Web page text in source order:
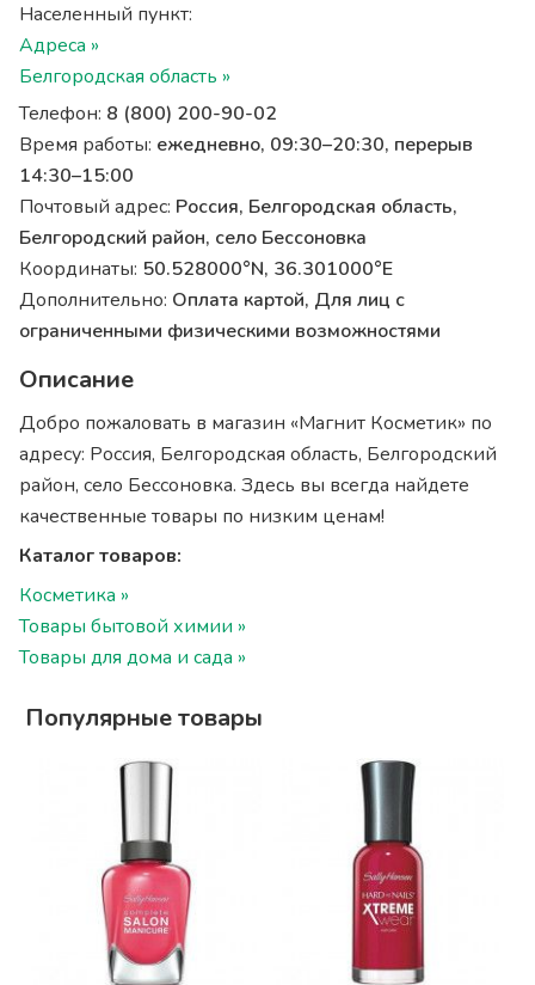
Населенный пункт:
Адреса »
Белгородская область »
Телефон: 8 (800) 200-90-02
Время работы: ежедневно, 09:30–20:30, перерыв
14:30–15:00
Почтовый адрес: Россия, Белгородская область,
Белгородский район, село Бессоновка
Координаты: 50.528000°N, 36.301000°E
Дополнительно: Оплата картой, Для лиц с
ограниченными физическими возможностями
Описание
Добро пожаловать в магазин «Магнит Косметик» по
адресу: Россия, Белгородская область, Белгородский
район, село Бессоновка. Здесь вы всегда найдете
качественные товары по низким ценам!
Каталог товаров:
Косметика »
Товары бытовой химии »
Товары для дома и сада »
Популярные товары